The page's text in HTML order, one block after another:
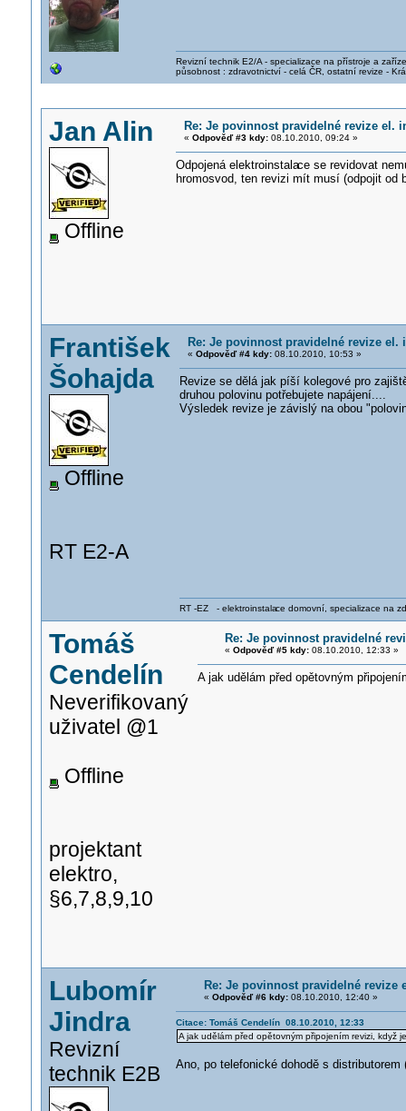
Revizní technik E2/A - specializace na přístroje a
působnost : zdravotnictví - celá ČR, ostatní revize -
Jan Alin
Offline
Re: Je povinnost pravidelné revize el.
« Odpověď #3 kdy:08.10.2010, 09:24 »
Odpojená elektroinstalace se revidovat
hromosvod, ten revizi mít musí (odpojit od
František
Šohajda
Offline
RT E2-A
Re: Je povinnost pravidelné revize
« Odpověď #4 kdy:08.10.2010, 10:53 »
Revize se dělá jak píší kolegové pro
druhou polovinu potřebujete napájení....
Výsledek revize je závislý na obou
RT -EZ - elektroinstalace domovní, specializace na
Tomáš
Cendelín
Neverifikovaný
uživatel @1
Offline
projektant
elektro,
§6,7,8,9,10
Re: Je povinnost pravidelné
« Odpověď #5 kdy:08.10.2010, 12:33 »
A jak udělám před opětovným
Lubomír
Jindra
Revizní
technik E2B
Re: Je povinnost pravidelné
« Odpověď #6 kdy:08.10.2010, 12:40 »
Citace: Tomáš Cendelín 08.10.2010, 12:33
A jak udělám před opětovným připojením revizi, když
Ano, po telefonické dohodě s